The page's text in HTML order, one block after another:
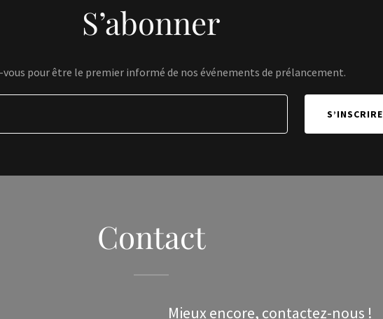
S’abonner
vous pour être le premier informé de nos événements de prélancement.
S’INSCRIRE
Contact
Mieux encore, contactez-nous !